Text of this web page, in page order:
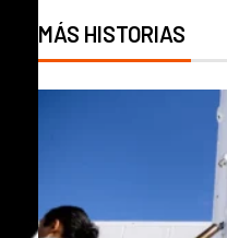
MÁS HISTORIAS